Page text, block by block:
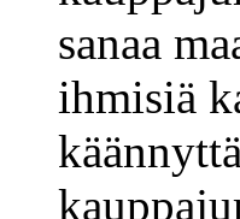
sanaa
ihmisiä